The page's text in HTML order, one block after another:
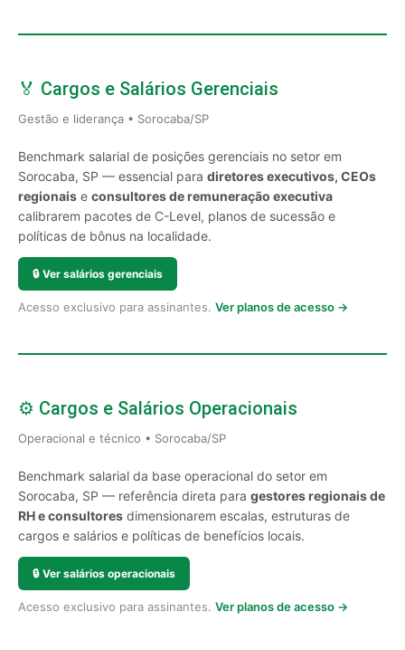
🏅 Cargos e Salários Gerenciais
Gestão e liderança • Sorocaba/SP
Benchmark salarial de posições gerenciais no setor em
Sorocaba, SP — essencial para diretores executivos, CEOs
regionais e consultores de remuneração executiva
calibrarem pacotes de C-Level, planos de sucessão e
políticas de bônus na localidade.
🔒 Ver salários gerenciais
Acesso exclusivo para assinantes. Ver planos de acesso →
⚙️ Cargos e Salários Operacionais
Operacional e técnico • Sorocaba/SP
Benchmark salarial da base operacional do setor em
Sorocaba, SP — referência direta para gestores regionais de
RH e consultores dimensionarem escalas, estruturas de
cargos e salários e políticas de benefícios locais.
🔒 Ver salários operacionais
Acesso exclusivo para assinantes. Ver planos de acesso →